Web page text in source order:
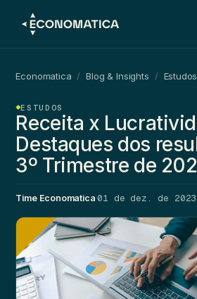
Economatica / Blog & Insights / Estudos
ESTUDOS
Receita x
Destaques dos
3º Trimestre de
Time Economatica·01 de dez. de 2023